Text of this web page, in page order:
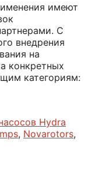
имеют
С
внедрения
на
конкретных
категориям:
Hydra
, Novarotors,